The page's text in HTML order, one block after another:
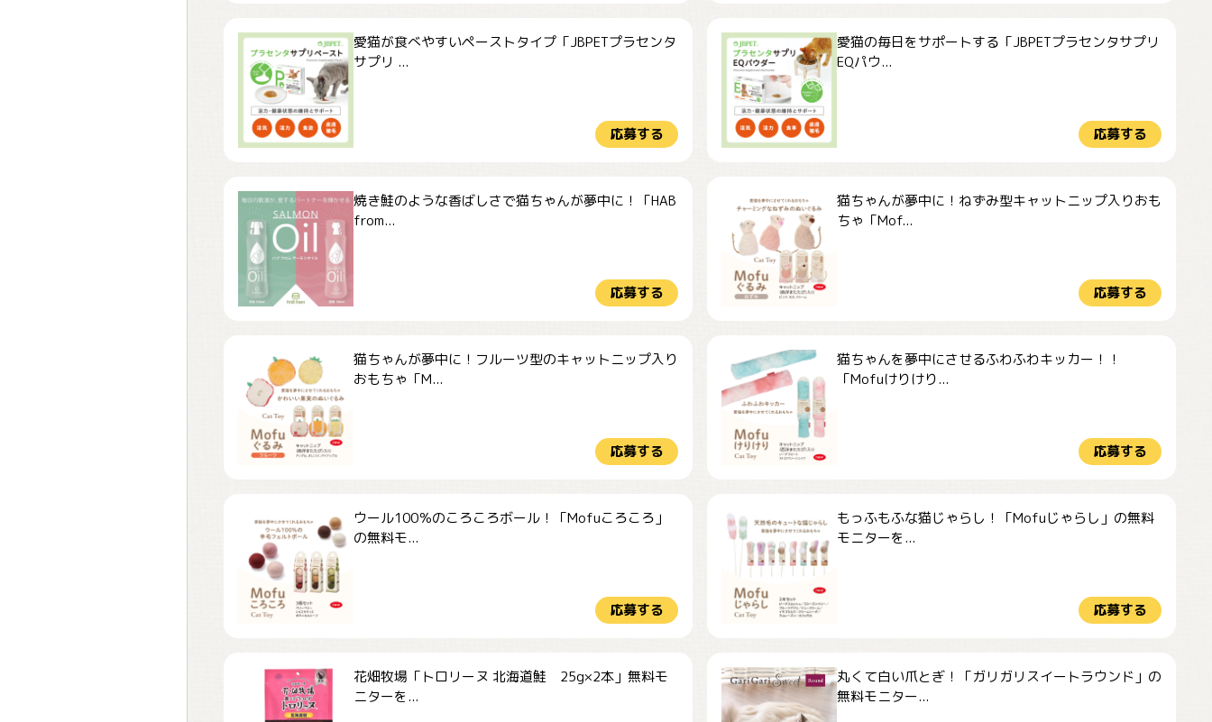
愛猫が食べやすいペーストタイプ「JBPETプラセンタ
サプリ ...
応募する
愛猫の毎日をサポートする「JBPETプラセンタサプリ
EQパウ...
応募する
焼き鮭のような香ばしさで猫ちゃんが夢中に！「HAB
from...
応募する
猫ちゃんが夢中に！ねずみ型キャットニップ入りおも
ちゃ「Mof...
応募する
猫ちゃんが夢中に！フルーツ型のキャットニップ入り
おもちゃ「M...
応募する
猫ちゃんを夢中にさせるふわふわキッカー！！
「Mofuけりけり...
応募する
ウール100％のころころボール！「Mofuころころ」
の無料モ...
応募する
もっふもふな猫じゃらし！「Mofuじゃらし」の無料
モニターを...
応募する
花畑牧場「トロリーヌ 北海道鮭 25g×2本」無料モ
ニターを...
丸くて白い爪とぎ！「ガリガリスイートラウンド」の
無料モニター...